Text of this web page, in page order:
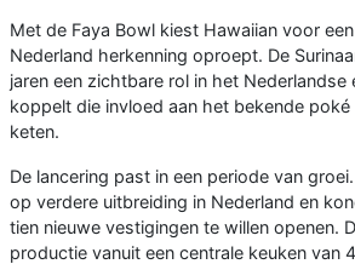
Met de Faya Bowl kiest Hawaiian voor
Nederland herkenning oproept. De
jaren een zichtbare rol in het Nederlandse
koppelt die invloed aan het bekende
keten.
De lancering past in een periode van
op verdere uitbreiding in Nederland en
tien nieuwe vestigingen te willen openen.
productie vanuit een centrale keuken van